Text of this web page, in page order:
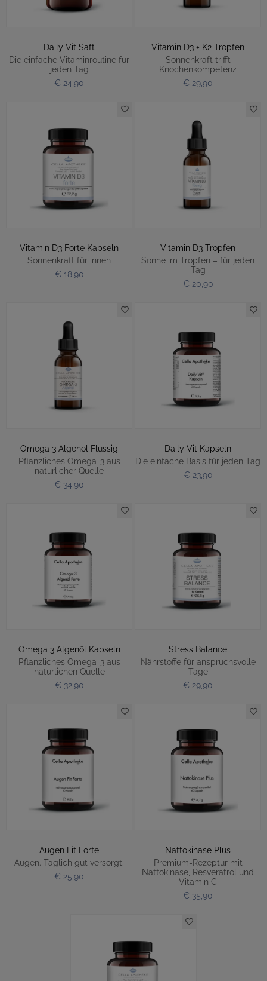
Daily Vit Saft
Die einfache Vitaminroutine für
jeden Tag
€ 24,90
Vitamin D3 + K2 Tropfen
Sonnenkraft trifft
Knochenkompetenz
€ 29,90
Vitamin D3 Forte Kapseln
Sonnenkraft für innen
€ 18,90
Vitamin D3 Tropfen
Sonne im Tropfen – für jeden
Tag
€ 20,90
Omega 3 Algenöl Flüssig
Pflanzliches Omega-3 aus
natürlicher Quelle
€ 34,90
Daily Vit Kapseln
Die einfache Basis für jeden Tag
€ 23,90
Omega 3 Algenöl Kapseln
Pflanzliches Omega-3 aus
natürlichen Quelle
€ 32,90
Stress Balance
Nährstoffe für anspruchsvolle
Tage
€ 29,90
Augen Fit Forte
Augen. Täglich gut versorgt.
€ 25,90
Nattokinase Plus
Premium-Rezeptur mit
Nattokinase, Resveratrol und
Vitamin C
€ 35,90